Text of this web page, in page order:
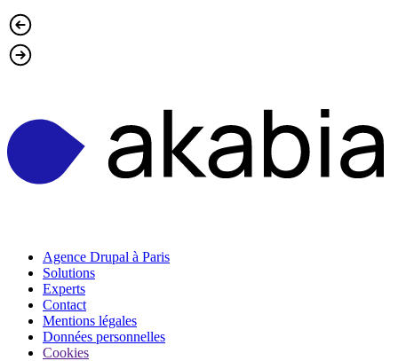
Agence Drupal à Paris
Solutions
Experts
Contact
Mentions légales
Données personnelles
Cookies